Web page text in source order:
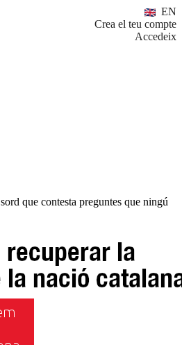
EN
Crea el teu compte
Accedeix
que contesta preguntes que ningú